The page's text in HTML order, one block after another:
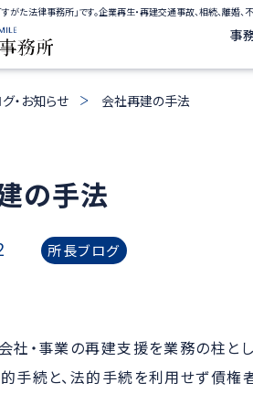
がた法律事務所」です。企業再生・再建交通事故、相続、離婚
事
・お知らせ 会社再建の手法
の手法
所長ブログ
社・事業の再建支援を業務の柱と
手続と、法的手続を利用せず債権